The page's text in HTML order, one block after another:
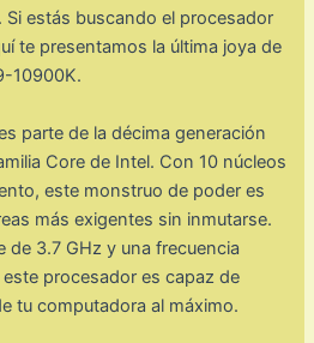
estás buscando el procesador
te presentamos la última joya de
10900K.
parte de la décima generación
Core de Intel. Con 10 núcleos
este monstruo de poder es
más exigentes sin inmutarse.
de 3.7 GHz y una frecuencia
procesador es capaz de
tu computadora al máximo.